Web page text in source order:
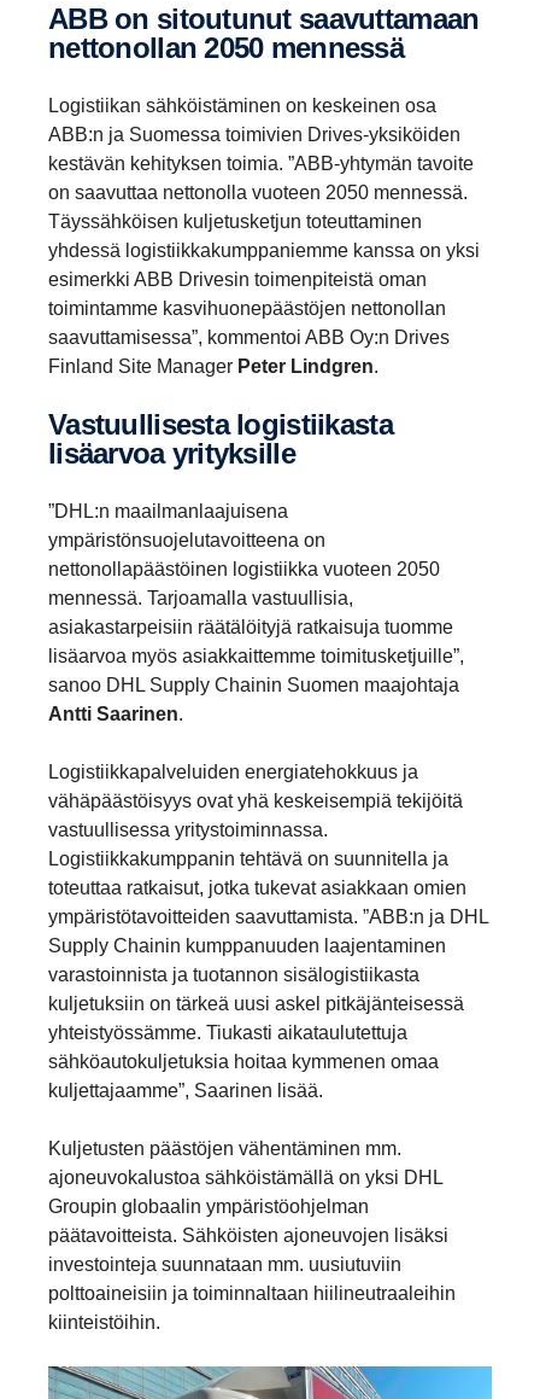
ABB on sitou­tunut saavut­ta­maan
netto­nollan 2050 mennessä
Logistiikan sähköistäminen on keskeinen osa
ABB:n ja Suomessa toimivien Drives-yksiköiden
kestävän kehityksen toimia. ”ABB-yhtymän tavoite
on saavuttaa nettonolla vuoteen 2050 mennessä.
Täyssähköisen kuljetusketjun toteuttaminen
yhdessä logistiikkakumppaniemme kanssa on yksi
esimerkki ABB Drivesin toimenpiteistä oman
toimintamme kasvihuonepäästöjen nettonollan
saavuttamisessa”, kommentoi ABB Oy:n Drives
Finland Site Manager Peter Lindgren.
Vastuul­li­sesta logis­tii­kasta
lisäarvoa yrityk­sille
”DHL:n maailmanlaajuisena
ympäristönsuojelutavoitteena on
nettonollapäästöinen logistiikka vuoteen 2050
mennessä. Tarjoamalla vastuullisia,
asiakastarpeisiin räätälöityjä ratkaisuja tuomme
lisäarvoa myös asiakkaittemme toimitusketjuille”,
sanoo DHL Supply Chainin Suomen maajohtaja
Antti Saarinen.
Logistiikkapalveluiden energiatehokkuus ja
vähäpäästöisyys ovat yhä keskeisempiä tekijöitä
vastuullisessa yritystoiminnassa.
Logistiikkakumppanin tehtävä on suunnitella ja
toteuttaa ratkaisut, jotka tukevat asiakkaan omien
ympäristötavoitteiden saavuttamista. ”ABB:n ja DHL
Supply Chainin kumppanuuden laajentaminen
varastoinnista ja tuotannon sisälogistiikasta
kuljetuksiin on tärkeä uusi askel pitkäjänteisessä
yhteistyössämme. Tiukasti aikataulutettuja
sähköautokuljetuksia hoitaa kymmenen omaa
kuljettajaamme”, Saarinen lisää.
Kuljetusten päästöjen vähentäminen mm.
ajoneuvokalustoa sähköistämällä on yksi DHL
Groupin globaalin ympäristöohjelman
päätavoitteista. Sähköisten ajoneuvojen lisäksi
investointeja suunnataan mm. uusiutuviin
polttoaineisiin ja toiminnaltaan hiilineutraaleihin
kiinteistöihin.